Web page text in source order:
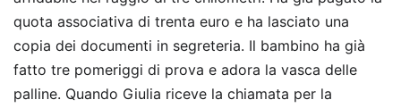
quota associativa di trenta euro e ha lasciato una
copia dei documenti in segreteria. Il bambino ha già
fatto tre pomeriggi di prova e adora la vasca delle
palline. Quando Giulia riceve la chiamata per la